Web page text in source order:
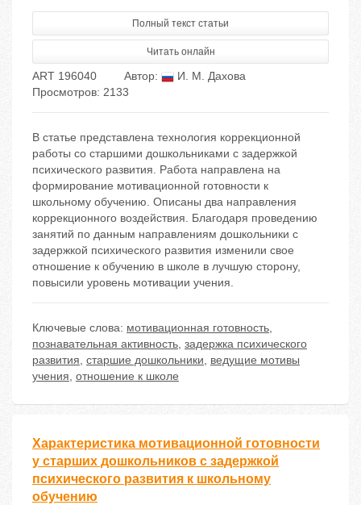
Полный текст статьи
Читать онлайн
ART 196040 Автор:
И. М. Дахова
Просмотров: 2133
В статье представлена технология коррекционной
работы со старшими дошкольниками с задержкой
психического развития. Работа направлена на
формирование мотивационной готовности к
школьному обучению. Описаны два направления
коррекционного воздействия. Благодаря проведению
занятий по данным направлениям дошкольники с
задержкой психического развития изменили свое
отношение к обучению в школе в лучшую сторону,
повысили уровень мотивации учения.
Ключевые слова: мотивационная готовность,
познавательная активность, задержка психического
развития, старшие дошкольники, ведущие мотивы
учения, отношение к школе
Характеристика мотивационной готовности
у старших дошкольников с задержкой
психического развития к школьному
обучению